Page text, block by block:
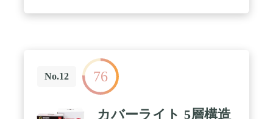
はお客様からの問題を解決するために全力を尽くし
ます。
No.12 76
カバーライト 5層構造